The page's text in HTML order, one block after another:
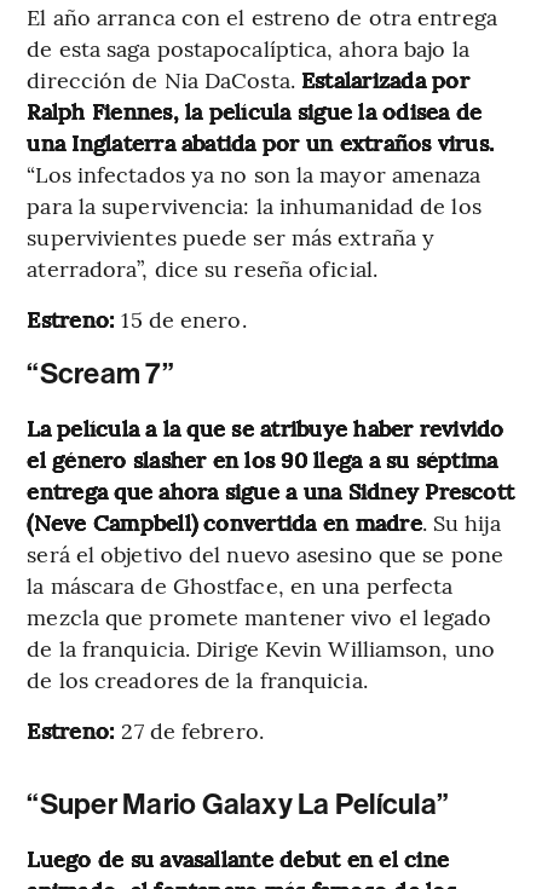
El año arranca con el estreno de otra entrega
de esta saga postapocalíptica, ahora bajo la
dirección de Nia DaCosta. Estalarizada por
Ralph Fiennes, la película sigue la odisea de
una Inglaterra abatida por un extraños virus.
“Los infectados ya no son la mayor amenaza
para la supervivencia: la inhumanidad de los
supervivientes puede ser más extraña y
aterradora”, dice su reseña oficial.
Estreno: 15 de enero.
“Scream 7”
La película a la que se atribuye haber revivido
el género slasher en los 90 llega a su séptima
entrega que ahora sigue a una Sidney Prescott
(Neve Campbell) convertida en madre. Su hija
será el objetivo del nuevo asesino que se pone
la máscara de Ghostface, en una perfecta
mezcla que promete mantener vivo el legado
de la franquicia. Dirige Kevin Williamson, uno
de los creadores de la franquicia.
Estreno: 27 de febrero.
“Super Mario Galaxy La Película”
Luego de su avasallante debut en el cine